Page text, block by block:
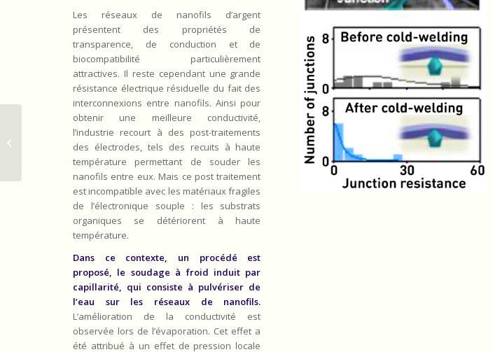
Les réseaux de nanofils d’argent
présentent des propriétés de
transparence, de conduction et de
biocompatibilité particulièrement
attractives. Il reste cependant une grande
résistance électrique résiduelle du fait des
interconnexions entre nanofils. Ainsi pour
obtenir une meilleure conductivité,
l’industrie recourt à des post-traitements
des électrodes, tels des recuits à haute
température permettant de souder les
nanofils entre eux. Mais ce post traitement
est incompatible avec les matériaux fragiles
de l’électronique souple : les substrats
organiques se détériorent à haute
température.
Dans ce contexte, un procédé est
proposé, le soudage à froid induit par
capillarité, qui consiste à pulvériser de
l’eau sur les réseaux de nanofils.
L’amélioration de la conductivité est
observée lors de l’évaporation. Cet effet a
été attribué à un effet de pression locale
Des agents de cybersécurité
fondés sur l’intelligence artificielle
collaborative...